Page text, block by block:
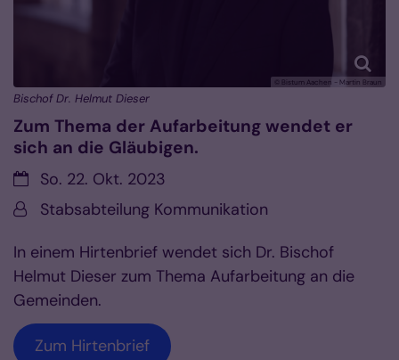
© Bistum Aachen - Martin Braun
Bischof Dr. Helmut Dieser
Zum Thema der Aufarbeitung wendet er
sich an die Gläubigen.
Datum:So. 22. Okt. 2023
Von:Stabsabteilung Kommunikation
In einem Hirtenbrief wendet sich Dr. Bischof
Helmut Dieser zum Thema Aufarbeitung an die
Gemeinden.
Zum Hirtenbrief